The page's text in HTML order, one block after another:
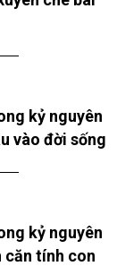
kỷ nguyên
vào đời sống
kỷ nguyên
căn tính con